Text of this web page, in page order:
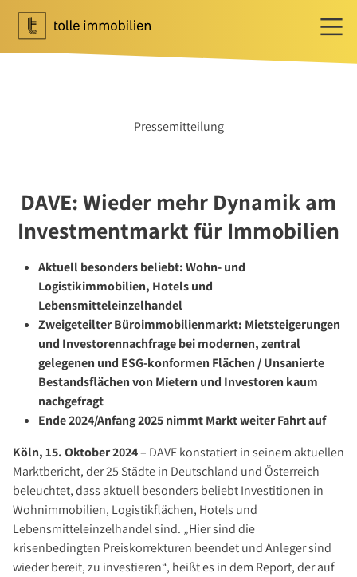
Tippgeber
Newsletter Wohnen
Investment
Ihr Makler für Investment
Marktbericht 2025/2026
Referenzen
Investment Suchauftrag
Newsletter Investment
Immobilie kaufen
Immobilienmarkt
Suchauftrag Wohnen
Services
Bauträger / Projektentwickler
Hausverwaltung
Pressemitteilung
DAVE: Wieder mehr Dynamik am
Investmentmarkt für Immobilien
Aktuell besonders beliebt: Wohn- und
Logistikimmobilien, Hotels und
Lebensmitteleinzelhandel
Zweigeteilter Büroimmobilienmarkt: Mietsteigerungen
und Investorennachfrage bei modernen, zentral
gelegenen und ESG-konformen Flächen / Unsanierte
Bestandsflächen von Mietern und Investoren kaum
nachgefragt
Ende 2024/Anfang 2025 nimmt Markt weiter Fahrt auf
Köln, 15. Oktober 2024– DAVE konstatiert in seinem aktuellen
Marktbericht, der 25 Städte in Deutschland und Österreich
beleuchtet, dass aktuell besonders beliebt Investitionen in
Wohnimmobilien, Logistikflächen, Hotels und
Lebensmitteleinzelhandel sind. „Hier sind die
krisenbedingten Preiskorrekturen beendet und Anleger sind
wieder bereit, zu investieren“, heißt es in dem Report, der auf